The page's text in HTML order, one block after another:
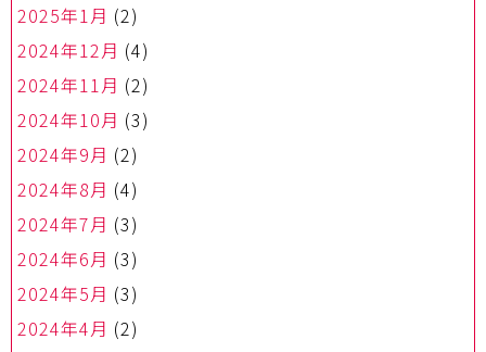
2025年1月 (2)
2024年12月 (4)
2024年11月 (2)
2024年10月 (3)
2024年9月 (2)
2024年8月 (4)
2024年7月 (3)
2024年6月 (3)
2024年5月 (3)
2024年4月 (2)